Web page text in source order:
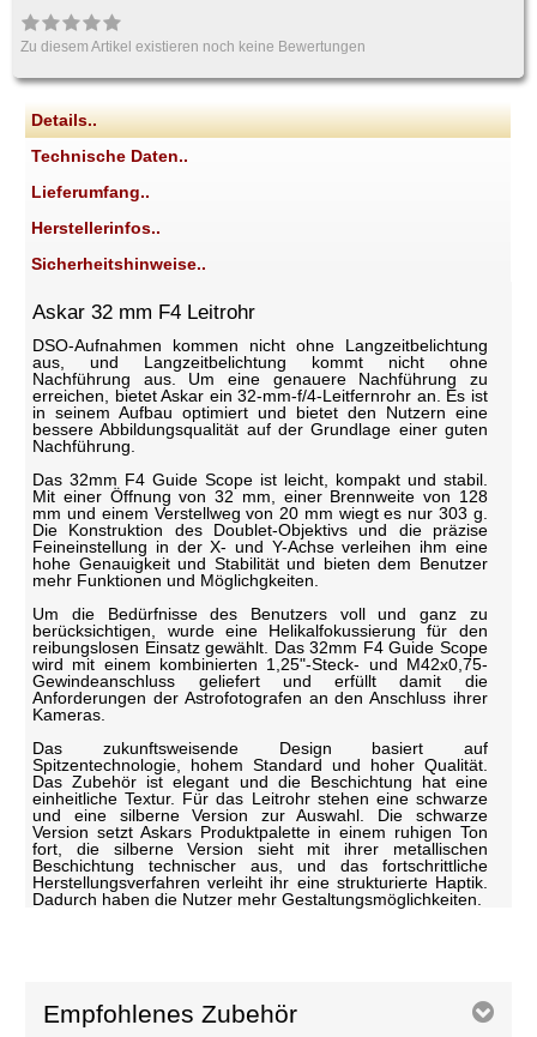
Zu diesem Artikel existieren noch keine Bewertungen
Details..
Technische Daten..
Lieferumfang..
Herstellerinfos..
Sicherheitshinweise..
Askar 32 mm F4 Leitrohr
DSO-Aufnahmen kommen nicht ohne Langzeitbelichtung
aus, und Langzeitbelichtung kommt nicht ohne
Nachführung aus. Um eine genauere Nachführung zu
erreichen, bietet Askar ein 32-mm-f/4-Leitfernrohr an. Es ist
in seinem Aufbau optimiert und bietet den Nutzern eine
bessere Abbildungsqualität auf der Grundlage einer guten
Nachführung.
Das 32mm F4 Guide Scope ist leicht, kompakt und stabil.
Mit einer Öffnung von 32 mm, einer Brennweite von 128
mm und einem Verstellweg von 20 mm wiegt es nur 303 g.
Die Konstruktion des Doublet-Objektivs und die präzise
Feineinstellung in der X- und Y-Achse verleihen ihm eine
hohe Genauigkeit und Stabilität und bieten dem Benutzer
mehr Funktionen und Möglichgkeiten.
Um die Bedürfnisse des Benutzers voll und ganz zu
berücksichtigen, wurde eine Helikalfokussierung für den
reibungslosen Einsatz gewählt. Das 32mm F4 Guide Scope
wird mit einem kombinierten 1,25"-Steck- und M42x0,75-
Gewindeanschluss geliefert und erfüllt damit die
Anforderungen der Astrofotografen an den Anschluss ihrer
Kameras.
Das zukunftsweisende Design basiert auf
Spitzentechnologie, hohem Standard und hoher Qualität.
Das Zubehör ist elegant und die Beschichtung hat eine
einheitliche Textur. Für das Leitrohr stehen eine schwarze
und eine silberne Version zur Auswahl. Die schwarze
Version setzt Askars Produktpalette in einem ruhigen Ton
fort, die silberne Version sieht mit ihrer metallischen
Beschichtung technischer aus, und das fortschrittliche
Herstellungsverfahren verleiht ihr eine strukturierte Haptik.
Dadurch haben die Nutzer mehr Gestaltungsmöglichkeiten.
Empfohlenes Zubehör